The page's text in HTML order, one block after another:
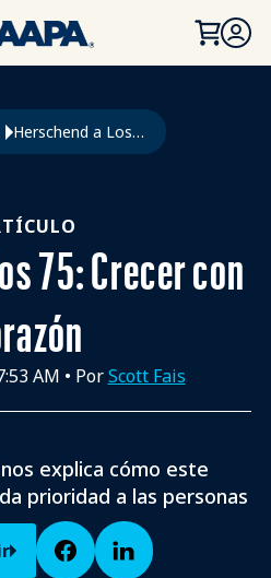
PRINCIPAL
Herschend a Los 75: Crecer Con Corazón
75: Crecer con
AM • PorScott Fais
explica cómo este
prioridad a las personas